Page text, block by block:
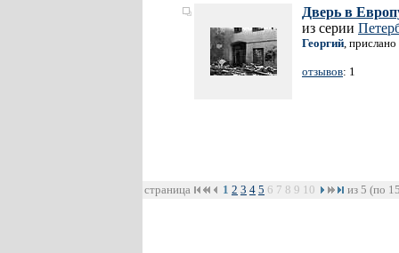
Дверь в
из серии
Георгий,
отзывов: 1
страница 1 2 3 4 5 6 7 8 9 10 из 5 (по